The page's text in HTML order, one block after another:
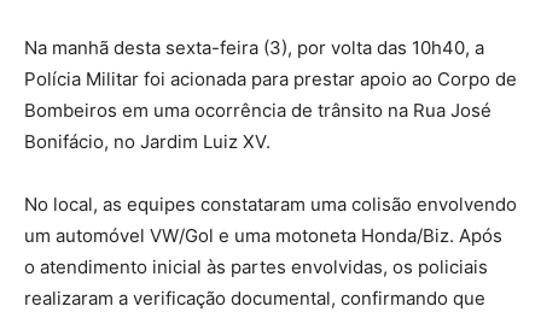
Na manhã desta sexta-feira (3), por volta das 10h40, a
Polícia Militar foi acionada para prestar apoio ao Corpo de
Bombeiros em uma ocorrência de trânsito na Rua José
Bonifácio, no Jardim Luiz XV.
No local, as equipes constataram uma colisão envolvendo
um automóvel VW/Gol e uma motoneta Honda/Biz. Após
o atendimento inicial às partes envolvidas, os policiais
realizaram a verificação documental, confirmando que